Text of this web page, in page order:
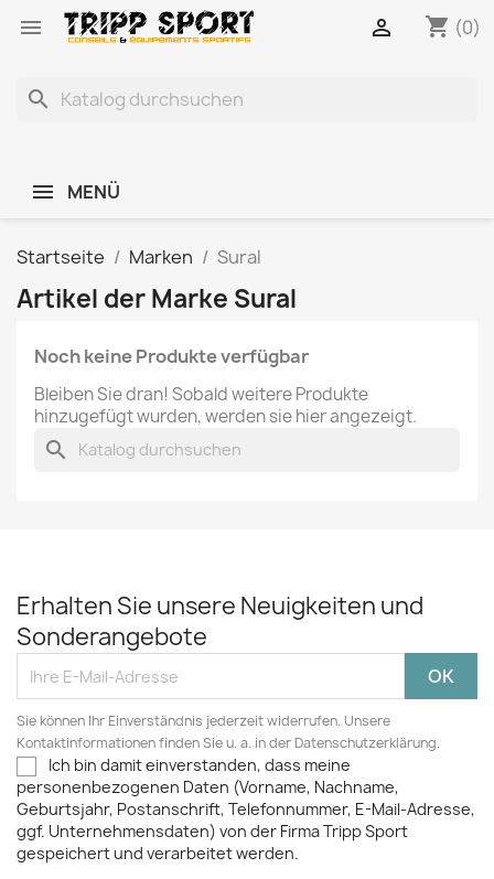
 shopping_cart (0)

search
MENÜ
Startseite Marken Sural
Artikel der Marke Sural
Noch keine Produkte verfügbar
Bleiben Sie dran! Sobald weitere Produkte
hinzugefügt wurden, werden sie hier angezeigt.
search
Erhalten Sie unsere Neuigkeiten und
Sonderangebote
Sie können Ihr Einverständnis jederzeit widerrufen. Unsere
Kontaktinformationen finden Sie u. a. in der Datenschutzerklärung.
Ich bin damit einverstanden, dass meine
personenbezogenen Daten (Vorname, Nachname,
Geburtsjahr, Postanschrift, Telefonnummer, E-Mail-Adresse,
ggf. Unternehmensdaten) von der Firma Tripp Sport
gespeichert und verarbeitet werden.